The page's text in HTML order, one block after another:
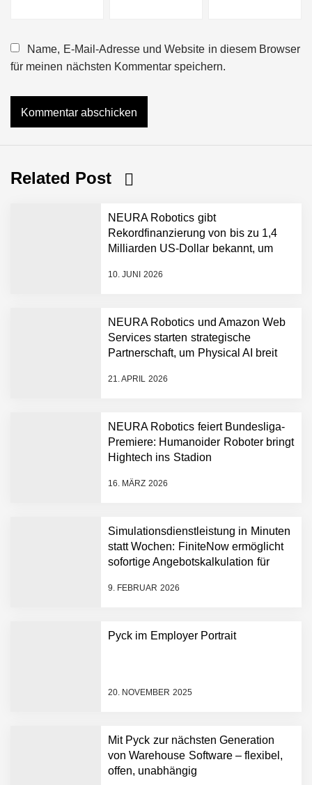
Name, E-Mail-Adresse und Website in diesem Browser
für meinen nächsten Kommentar speichern.
Related Post
NEURA Robotics gibt
Rekordfinanzierung von bis zu 1,4
Milliarden US-Dollar bekannt, um
Physical-AI-Plattform zu
10. JUNI 2026
NEURA Robotics und Amazon Web
Services starten strategische
Partnerschaft, um Physical AI breit
21. APRIL 2026
NEURA Robotics feiert Bundesliga-
Premiere: Humanoider Roboter bringt
Hightech ins Stadion
16. MÄRZ 2026
Simulationsdienstleistung in Minuten
statt Wochen: FiniteNow ermöglicht
sofortige Angebotskalkulation für
9. FEBRUAR 2026
Pyck im Employer Portrait
20. NOVEMBER 2025
Mit Pyck zur nächsten Generation
von Warehouse Software – flexibel,
offen, unabhängig
NEURA Robotics gibt
Rekordfinanzierung von
Dollar bekannt, um den
Plattform zu beschleunigen
NEURA Robotics und
Amazon Web Services
starten strategische
AI breit auszurollen
Humanoider Roboter bringt
Hightech ins Stadion
Simulationsdienstleistung in
Minuten statt Wochen:
FiniteNow ermöglicht
Entwicklungsprozesse
Maximilian Mack von Pyck